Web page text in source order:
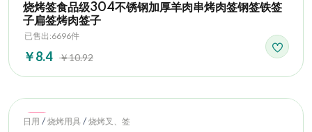
烧烤签食品级304不锈钢加厚羊肉串烤肉签钢签铁签
子扁签烤肉签子
已售出:6696件
￥8.4 ￥10.92
Hot
日用 / 烧烤用具 / 烧烤叉、签